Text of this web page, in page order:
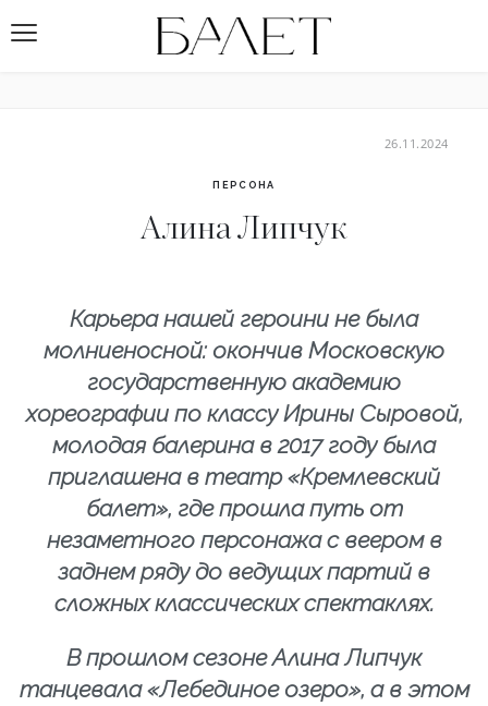
ПЕРСОНА
Алина Липчук
26.11.2024
Карьера нашей героини не была
молниеносной: окончив Московскую
государственную академию
хореографии по классу Ирины Сыровой,
молодая балерина в 2017 году была
приглашена в театр «Кремлевский
балет», где прошла путь от
незаметного персонажа с веером в
заднем ряду до ведущих партий в
сложных классических спектаклях.
В прошлом сезоне Алина Липчук
танцевала «Лебединое озеро», а в этом